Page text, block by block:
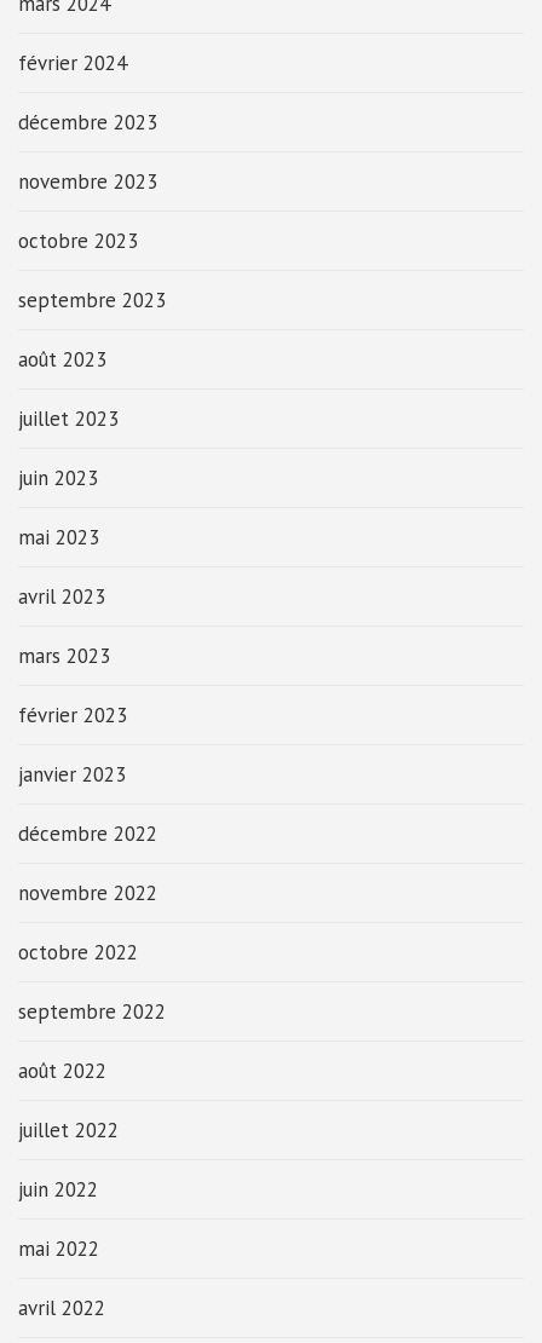
février 2024
décembre 2023
novembre 2023
octobre 2023
septembre 2023
août 2023
juillet 2023
juin 2023
mai 2023
avril 2023
mars 2023
février 2023
janvier 2023
décembre 2022
novembre 2022
octobre 2022
septembre 2022
août 2022
juillet 2022
juin 2022
mai 2022
avril 2022